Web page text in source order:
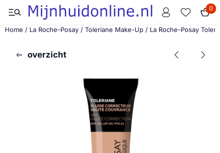
Cookievoorkeuren zijn momenteel gesloten. 0
Home / La Roche-Posay / Toleriane Make-Up / La Roche-Posay
overzicht